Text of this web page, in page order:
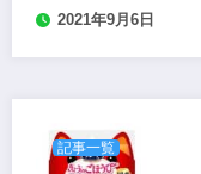
2021年9月6日
記事一覧